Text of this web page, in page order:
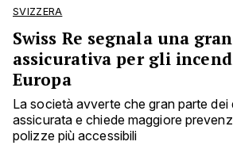
SVIZZERA
Swiss Re segnala una
assicurativa per gli
Europa
La società avverte che gran parte dei
assicurata e chiede maggiore
polizze più accessibili